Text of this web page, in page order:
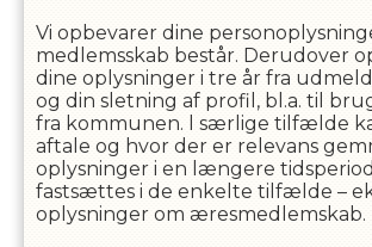
Vi opbevarer dine
medlemsskab består. Derudover
dine oplysninger i tre år fra
og din sletning af profil, bl.a. til
fra kommunen. l særlige tilfælde
aftale og hvor der er relevans
oplysninger i en længere
fastsættes i de enkelte tilfælde –
oplysninger om æresmedlemskab.